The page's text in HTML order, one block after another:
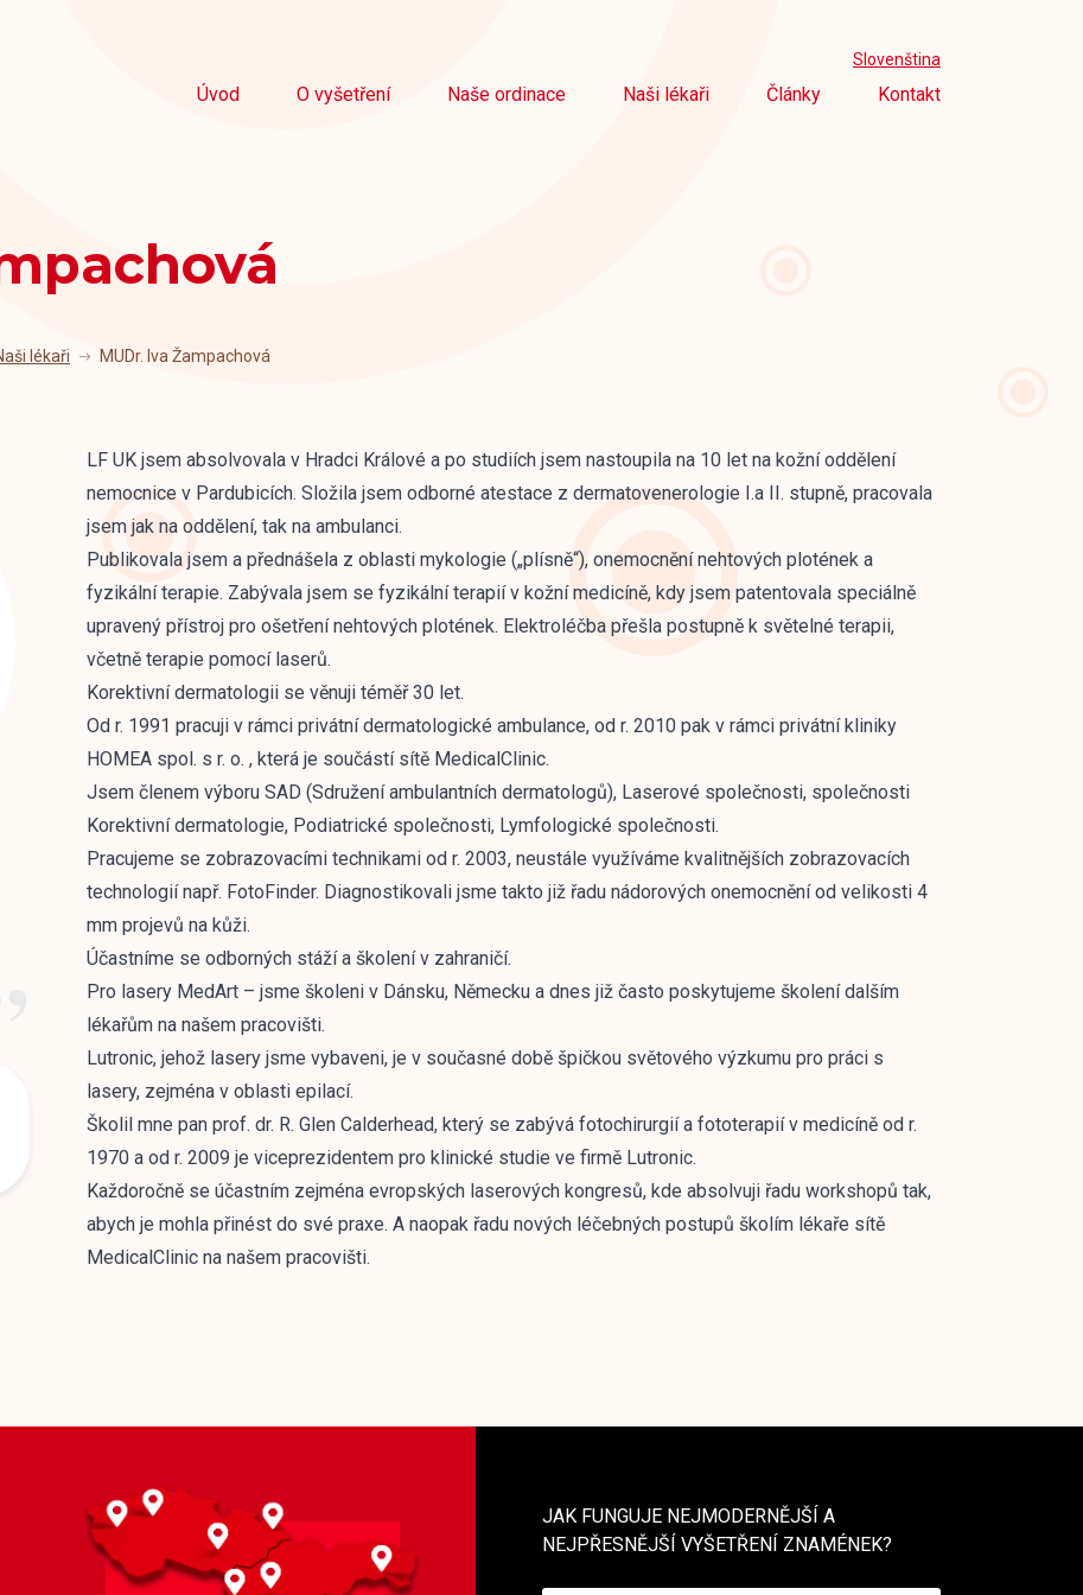
Slovenština
Úvod O vyšetření Naše ordinace Naši lékaři Články Kontakt
lékaři MUDr. Iva Žampachová
LF UK jsem absolvovala v Hradci Králové a po studiích jsem nastoupila na 10 let na kožní oddělení
nemocnice v Pardubicích. Složila jsem odborné atestace z dermatovenerologie I.a II. stupně, pracovala
jsem jak na oddělení, tak na ambulanci.
Publikovala jsem a přednášela z oblasti mykologie („plísně“), onemocnění nehtových plotének a
fyzikální terapie. Zabývala jsem se fyzikální terapií v kožní medicíně, kdy jsem patentovala speciálně
upravený přístroj pro ošetření nehtových plotének. Elektroléčba přešla postupně k světelné terapii,
včetně terapie pomocí laserů.
Korektivní dermatologii se věnuji téměř 30 let.
Od r. 1991 pracuji v rámci privátní dermatologické ambulance, od r. 2010 pak v rámci privátní kliniky
HOMEA spol. s r. o. , která je součástí sítě MedicalClinic.
Jsem členem výboru SAD (Sdružení ambulantních dermatologů), Laserové společnosti, společnosti
Korektivní dermatologie, Podiatrické společnosti, Lymfologické společnosti.
Pracujeme se zobrazovacími technikami od r. 2003, neustále využíváme kvalitnějších zobrazovacích
technologií např. FotoFinder. Diagnostikovali jsme takto již řadu nádorových onemocnění od velikosti 4
mm projevů na kůži.
Účastníme se odborných stáží a školení v zahraničí.
Pro lasery MedArt – jsme školeni v Dánsku, Německu a dnes již často poskytujeme školení dalším
lékařům na našem pracovišti.
Lutronic, jehož lasery jsme vybaveni, je v současné době špičkou světového výzkumu pro práci s
lasery, zejména v oblasti epilací.
Školil mne pan prof. dr. R. Glen Calderhead, který se zabývá fotochirurgií a fototerapií v medicíně od r.
1970 a od r. 2009 je viceprezidentem pro klinické studie ve firmě Lutronic.
Každoročně se účastním zejména evropských laserových kongresů, kde absolvuji řadu workshopů tak,
abych je mohla přinést do své praxe. A naopak řadu nových léčebných postupů školím lékaře sítě
MedicalClinic na našem pracovišti.
JAK FUNGUJE NEJMODERNĚJŠÍ A
NEJPŘESNĚJŠÍ VYŠETŘENÍ ZNAMÉNEK?